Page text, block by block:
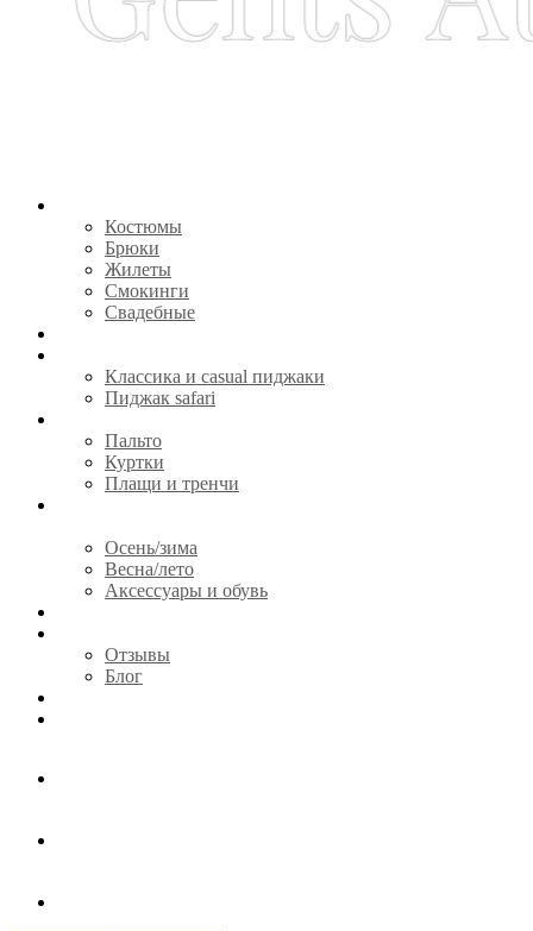
Костюмы
Брюки
Жилеты
Смокинги
Свадебные
Классика и casual пиджаки
Пиджак safari
Пальто
Куртки
Плащи и тренчи
Осень/зима
Весна/лето
Аксессуары и обувь
Отзывы
Блог